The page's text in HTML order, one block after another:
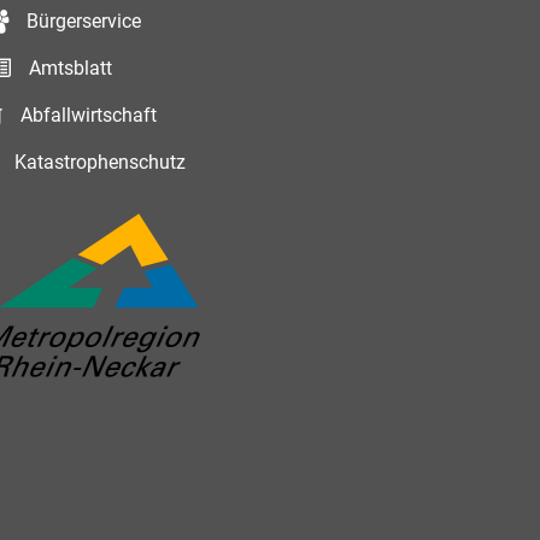
Bürgerservice
Amtsblatt
Abfallwirtschaft
Katastrophenschutz